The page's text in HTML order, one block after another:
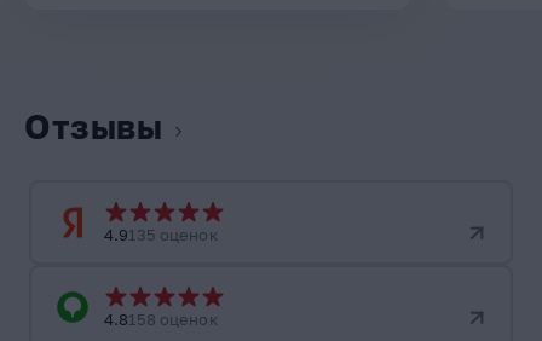
Отзывы
4.9135 оценок
4.8158 оценок